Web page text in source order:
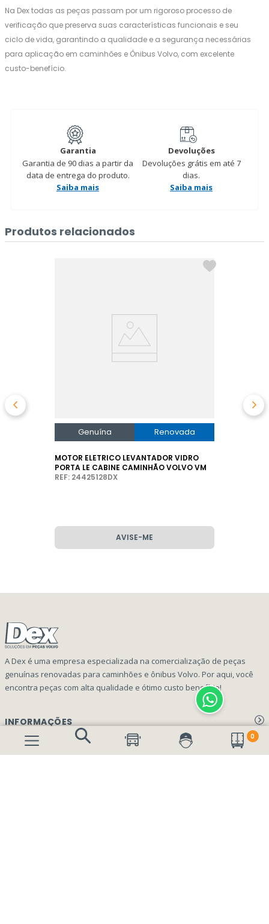
0
Na Dex todas as peças passam por um rigoroso processo de
verificação que preserva suas características funcionais e seu
ciclo de vida, garantindo a qualidade e a segurança necessárias
para aplicação em caminhões e Ônibus Volvo, com excelente
custo-benefício.
Garantia
Garantia de 90 dias a partir da
data de entrega do produto.
Saiba mais
Devoluções
Devoluções grátis em até 7
dias.
Saiba mais
Produtos relacionados
Genuína Renovada
MOTOR ELETRICO LEVANTADOR VIDRO
PORTA LE CABINE CAMINHÃO VOLVO VM
REF: 24425128DX
AVISE-ME
A Dex é uma empresa especializada na comercialização de peças
genuínas renovadas para caminhões e ônibus Volvo. Por aqui, você
encontra peças com alta qualidade e ótimo custo benefício!
INFORMAÇÕES
Aviso de privacidade Dex Peças
A EMPRESA